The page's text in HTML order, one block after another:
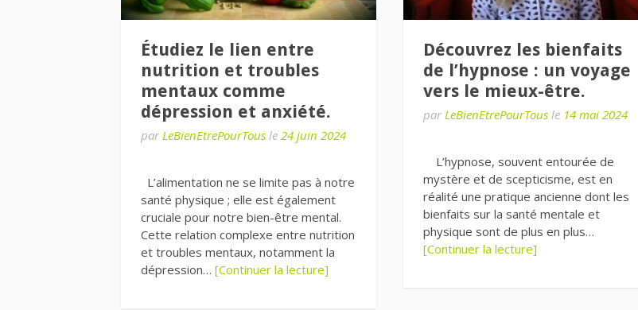
Étudiez le lien entre
nutrition et troubles
mentaux comme
dépression et anxiété.
par LeBienEtrePourTous le 24 juin 2024
L’alimentation ne se limite pas à notre
santé physique ; elle est également
cruciale pour notre bien-être mental.
Cette relation complexe entre nutrition
et troubles mentaux, notamment la
dépression… [Continuer la lecture]
Découvrez les bienfaits
de l’hypnose : un voyage
vers le mieux-être.
par LeBienEtrePourTousle 14 mai 2024
L’hypnose, souvent entourée de
mystère et de scepticisme, est en
réalité une pratique ancienne dont les
bienfaits sur la santé mentale et
physique sont de plus en plus…
[Continuer la lecture]